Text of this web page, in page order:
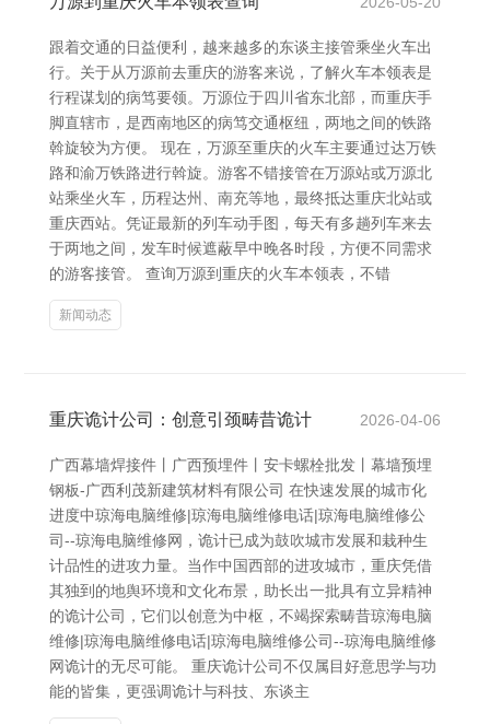
跟着交通的日益便利，越来越多的东谈主接管乘坐火车出
行。关于从万源前去重庆的游客来说，了解火车本领表是
行程谋划的病笃要领。万源位于四川省东北部，而重庆手
脚直辖市，是西南地区的病笃交通枢纽，两地之间的铁路
斡旋较为方便。 现在，万源至重庆的火车主要通过达万铁
路和渝万铁路进行斡旋。游客不错接管在万源站或万源北
站乘坐火车，历程达州、南充等地，最终抵达重庆北站或
重庆西站。凭证最新的列车动手图，每天有多趟列车来去
于两地之间，发车时候遮蔽早中晚各时段，方便不同需求
的游客接管。 查询万源到重庆的火车本领表，不错
新闻动态
重庆诡计公司：创意引颈畴昔诡计 2026-04-06
广西幕墙焊接件丨广西预埋件丨安卡螺栓批发丨幕墙预埋
钢板-广西利茂新建筑材料有限公司 在快速发展的城市化
进度中琼海电脑维修|琼海电脑维修电话|琼海电脑维修公
司--琼海电脑维修网，诡计已成为鼓吹城市发展和栽种生
计品性的进攻力量。当作中国西部的进攻城市，重庆凭借
其独到的地舆环境和文化布景，助长出一批具有立异精神
的诡计公司，它们以创意为中枢，不竭探索畴昔琼海电脑
维修|琼海电脑维修电话|琼海电脑维修公司--琼海电脑维修
网诡计的无尽可能。 重庆诡计公司不仅属目好意思学与功
能的皆集，更强调诡计与科技、东谈主